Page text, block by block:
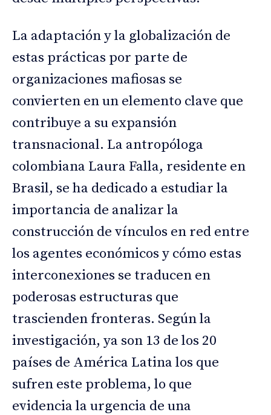
La adaptación y la globalización de
estas prácticas por parte de
organizaciones mafiosas se
convierten en un elemento clave que
contribuye a su expansión
transnacional. La antropóloga
colombiana Laura Falla, residente en
Brasil, se ha dedicado a estudiar la
importancia de analizar la
construcción de vínculos en red entre
los agentes económicos y cómo estas
interconexiones se traducen en
poderosas estructuras que
trascienden fronteras. Según la
investigación, ya son 13 de los 20
países de América Latina los que
sufren este problema, lo que
evidencia la urgencia de una